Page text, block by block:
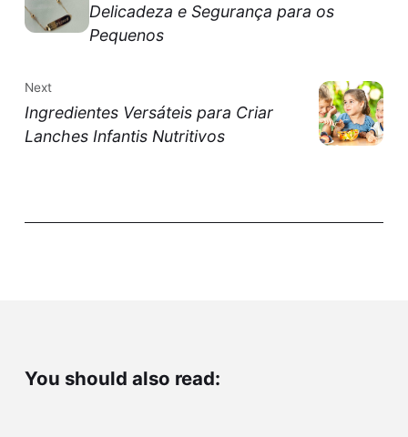
Delicadeza e Segurança para os
Pequenos
Next
Ingredientes Versáteis para Criar
Lanches Infantis Nutritivos
You should also read: